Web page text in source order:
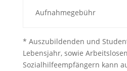
Aufnahmegebühr
* Auszubildenden und
Lebensjahr, sowie
Sozialhilfeempfängern kann